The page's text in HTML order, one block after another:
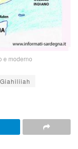
e moderno